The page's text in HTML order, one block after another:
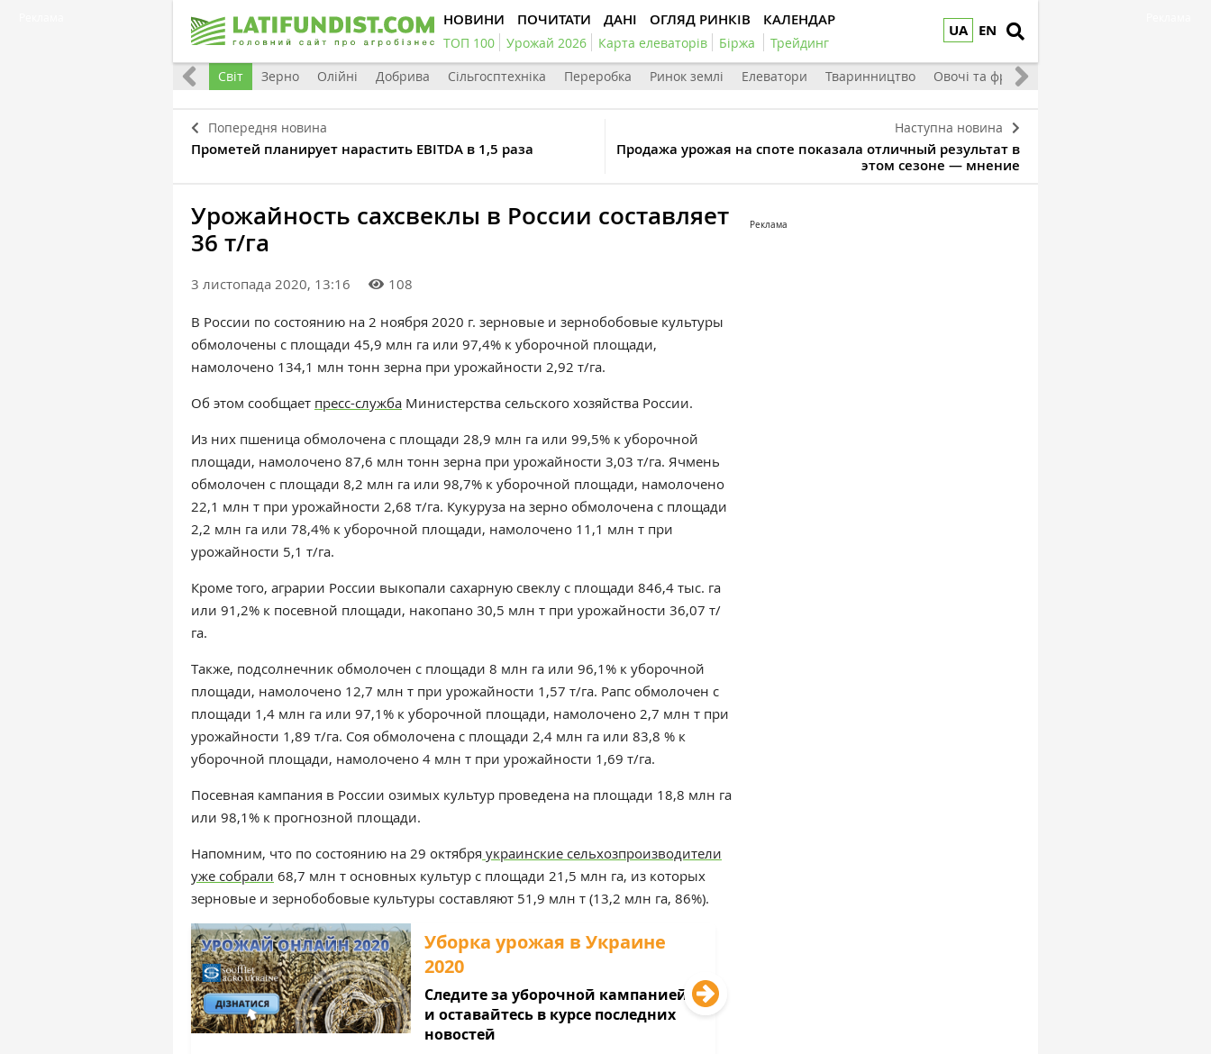
UA EN
НОВИНИ ПОЧИТАТИ ДАНІ ОГЛЯД РИНКІВ КАЛЕНДАР
ТОП 100 Урожай 2026 Карта елеваторів Біржа Трейдинг
Євроінтеграція Світ Зерно Олійні Добрива Сільгосптехніка Переробка Ринок землі Елеватори Тваринництво Овочі та фрукти
Попередня новина
Прометей планирует нарастить EBITDA в 1,5 раза
Наступна новина
Продажа урожая на споте показала отличный результат в
этом сезоне — мнение
Урожайность сахсвеклы в России составляет
36 т/га
3 листопада 2020, 13:16 108
В России по состоянию на 2 ноября 2020 г. зерновые и зернобобовые культуры
обмолочены с площади 45,9 млн га или 97,4% к уборочной площади,
намолочено 134,1 млн тонн зерна при урожайности 2,92 т/га.
Об этом сообщает пресс-служба Министерства сельского хозяйства России.
Из них пшеница обмолочена с площади 28,9 млн га или 99,5% к уборочной
площади, намолочено 87,6 млн тонн зерна при урожайности 3,03 т/га. Ячмень
обмолочен с площади 8,2 млн га или 98,7% к уборочной площади, намолочено
22,1 млн т при урожайности 2,68 т/га. Кукуруза на зерно обмолочена с площади
2,2 млн га или 78,4% к уборочной площади, намолочено 11,1 млн т при
урожайности 5,1 т/га.
Кроме того, аграрии России выкопали сахарную свеклу с площади 846,4 тыс. га
или 91,2% к посевной площади, накопано 30,5 млн т при урожайности 36,07 т/
га.
Также, подсолнечник обмолочен с площади 8 млн га или 96,1% к уборочной
площади, намолочено 12,7 млн т при урожайности 1,57 т/га. Рапс обмолочен с
площади 1,4 млн га или 97,1% к уборочной площади, намолочено 2,7 млн т при
урожайности 1,89 т/га. Соя обмолочена с площади 2,4 млн га или 83,8 % к
уборочной площади, намолочено 4 млн т при урожайности 1,69 т/га.
Посевная кампания в России озимых культур проведена на площади 18,8 млн га
или 98,1% к прогнозной площади.
Напомним, что по состоянию на 29 октября украинские сельхозпроизводители
уже собрали 68,7 млн т основных культур с площади 21,5 млн га, из которых
зерновые и зернобобовые культуры составляют 51,9 млн т (13,2 млн га, 86%).
Уборка урожая в Украине
2020
Следите за уборочной кампанией
и оставайтесь в курсе последних
новостей
Реклама